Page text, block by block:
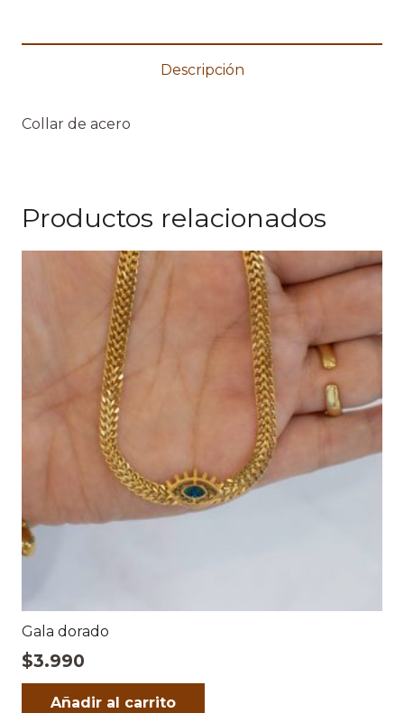
Descripción
Collar de acero
Productos relacionados
Gala dorado
$3.990
Añadir al carrito